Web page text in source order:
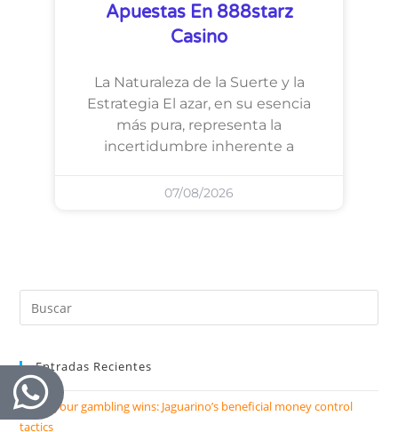
Apuestas En 888starz
Casino
La Naturaleza de la Suerte y la
Estrategia El azar, en su esencia
más pura, representa la
incertidumbre inherente a
07/08/2026
Entradas Recientes
Relish your gambling wins: Jaguarino’s beneficial money control
tactics